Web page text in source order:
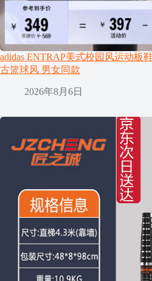
adidas ENTRAP美式校园风运动板
古篮球风 男女同款
2026年8月6日